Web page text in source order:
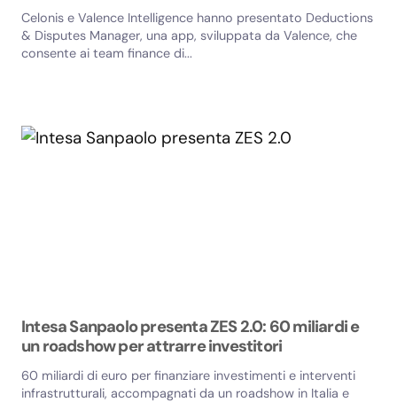
Celonis e Valence Intelligence hanno presentato Deductions
& Disputes Manager, una app, sviluppata da Valence, che
consente ai team finance di...
Intesa Sanpaolo presenta ZES 2.0: 60 miliardi e
un roadshow per attrarre investitori
60 miliardi di euro per finanziare investimenti e interventi
infrastrutturali, accompagnati da un roadshow in Italia e